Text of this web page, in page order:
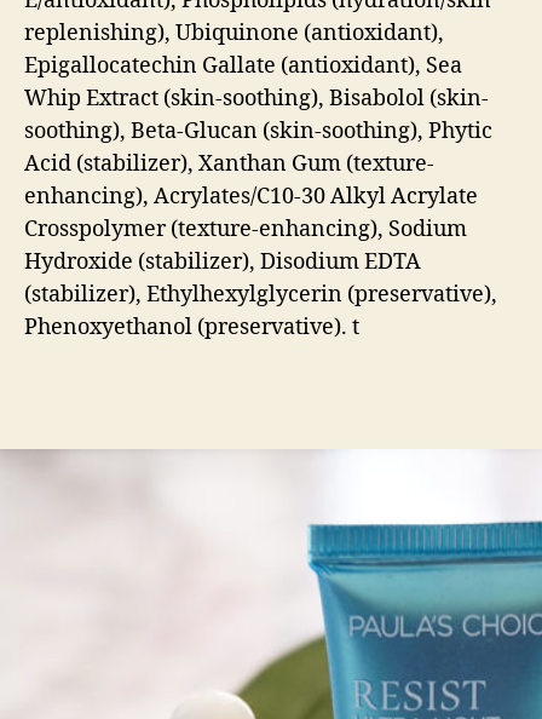
replenishing), Ubiquinone (antioxidant),
Epigallocatechin Gallate (antioxidant), Sea
Whip Extract (skin-soothing), Bisabolol (skin-
soothing), Beta-Glucan (skin-soothing), Phytic
Acid (stabilizer), Xanthan Gum (texture-
enhancing), Acrylates/C10-30 Alkyl Acrylate
Crosspolymer (texture-enhancing), Sodium
Hydroxide (stabilizer), Disodium EDTA
(stabilizer), Ethylhexylglycerin (preservative),
Phenoxyethanol (preservative). t